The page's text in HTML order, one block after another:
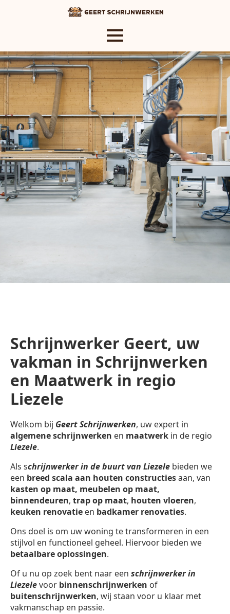
Schrijnwerker Geert, uw
vakman in Schrijnwerken
en Maatwerk in regio
Liezele
Welkom bij Geert Schrijnwerken, uw expert in
algemene schrijnwerken en maatwerk in de regio
Liezele.
Als schrijnwerker in de buurt van Liezele bieden we
een breed scala aan houten constructiesaan, van
kasten op maat, meubelen op maat,
binnendeuren, trap op maat, houten vloeren,
keuken renovatie en badkamer renovaties.
Ons doel is om uw woning te transformeren in een
stijlvol en functioneel geheel. Hiervoor bieden we
betaalbare oplossingen.
Of u nu op zoek bent naar een schrijnwerker in
Liezelevoor binnenschrijnwerken of
buitenschrijnwerken, wij staan voor u klaar met
vakmanschap en passie.